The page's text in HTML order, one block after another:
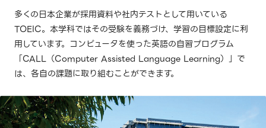
多くの日本企業が採用資料や社内テストとして用いている
TOEIC。本学科ではその受験を義務づけ、学習の目標設定に利
用しています。コンピュータを使った英語の自習プログラム
「CALL（Computer Assisted Language Learning）」で
は、各自の課題に取り組むことができます。